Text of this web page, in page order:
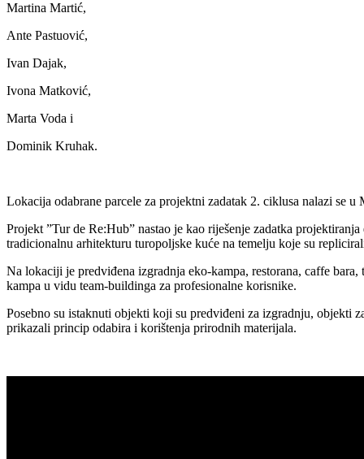
Martina Martić,
Ante Pastuović,
Ivan Dajak,
Ivona Matković,
Marta Voda i
Dominik Kruhak.
Lokacija odabrane parcele za projektni zadatak 2. ciklusa nalazi se
Projekt ”Tur de Re:Hub” nastao je kao riješenje zadatka
tradicionalnu arhitekturu turopoljske kuće na temelju koje su
Na lokaciji je predviđena izgradnja eko-kampa, restorana, caffe
kampa u vidu team-buildinga za profesionalne korisnike.
Posebno su istaknuti objekti koji su predviđeni za izgradnju, objekti
prikazali princip odabira i korištenja prirodnih materijala.